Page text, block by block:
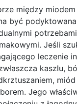
między
być
Jeśli
leczenie
kaszlu,
Jego